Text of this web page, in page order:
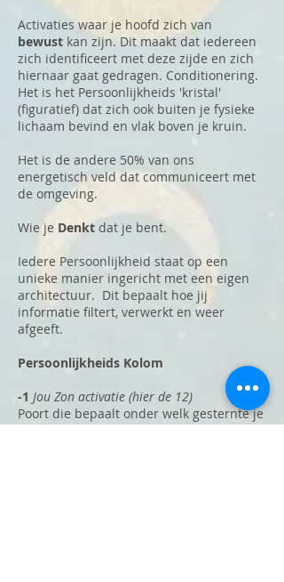
Activaties waar je hoofd zich van
bewust kan zijn. Dit maakt dat iedereen
zich identificeert met deze zijde en zich
hiernaar gaat gedragen. Conditionering.
Het is het Persoonlijkheids 'kristal'
(figuratief) dat zich ook buiten je fysieke
lichaam bevind en vlak boven je kruin.
Het is de andere 50% van ons
energetisch veld dat communiceert met
de omgeving.
Wie je Denkt dat je bent.
Iedere Persoonlijkheid staat op een
unieke manier ingericht met een eigen
architectuur. Dit bepaalt hoe jij
informatie filtert, verwerkt en weer
afgeeft.
Persoonlijkheids Kolom
-1 Jou Zon activatie (hier de 12)
Poort die bepaalt onder welk gesternte je
bent geboren.